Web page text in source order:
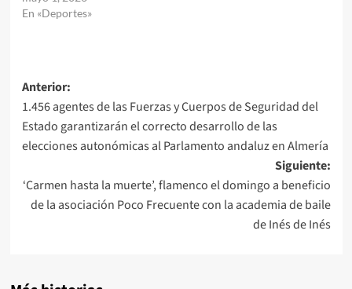
En «Deportes»
Navegación
de
entradas
Anterior:
1.456 agentes de las Fuerzas y Cuerpos de Seguridad del
Estado garantizarán el correcto desarrollo de las
elecciones autonómicas al Parlamento andaluz en Almería
Siguiente:
‘Carmen hasta la muerte’, flamenco el domingo a beneficio
de la asociación Poco Frecuente con la academia de baile
de Inés de Inés